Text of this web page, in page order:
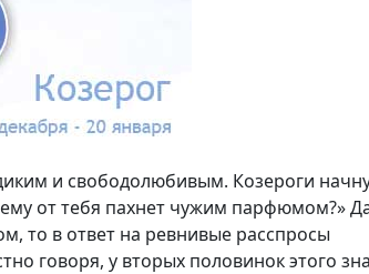
и свободолюбивым. Козероги
от тебя пахнет чужим парфюмом?»
то в ответ на ревнивые расспросы
говоря, у вторых половинок этого